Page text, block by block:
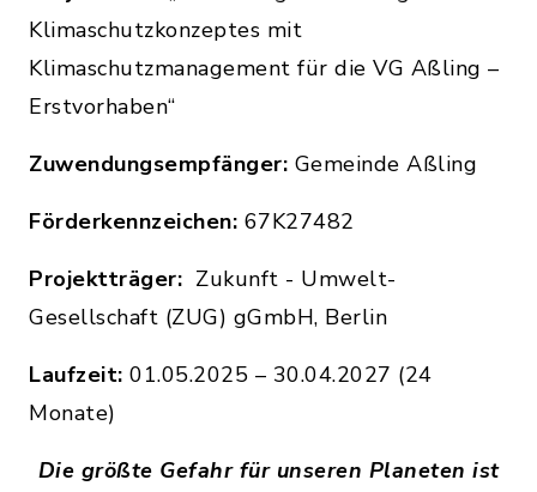
Klimaschutzkonzeptes mit
Klimaschutzmanagement für die VG Aßling –
Erstvorhaben“
Zuwendungsempfänger: Gemeinde Aßling
Förderkennzeichen: 67K27482
Projektträger: Zukunft - Umwelt-
Gesellschaft (ZUG) gGmbH, Berlin
Laufzeit: 01.05.2025 – 30.04.2027 (24
Monate)
Die größte Gefahr für unseren Planeten ist